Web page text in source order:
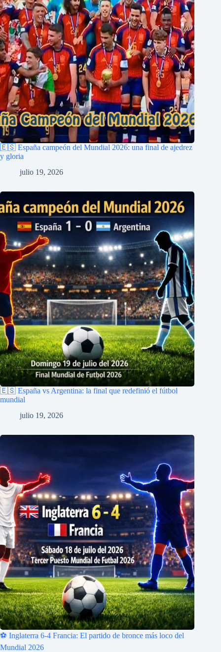
🇪🇸 España campeón del Mundial 2026: una final de ajedrez
y gloria
julio 19, 2026
🇪🇸 España vs Argentina: la final que redefinió el fútbol
mundial
julio 19, 2026
⚽ Inglaterra 6-4 Francia: El partido de bronce más loco del
Mundial 2026